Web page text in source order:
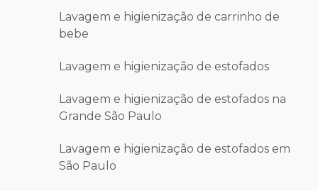
Lavagem e higienização de carrinho de
bebe
Lavagem e higienização de estofados
Lavagem e higienização de estofados na
Grande São Paulo
Lavagem e higienização de estofados em
São Paulo